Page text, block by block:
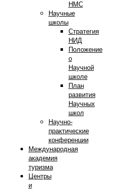
НМС
Научные
школы
Стратегия
НИД
Положение
о
Научной
школе
План
развития
Научных
школ
Научно-
практические
конференции
Международная
академия
туризма
Центры
и